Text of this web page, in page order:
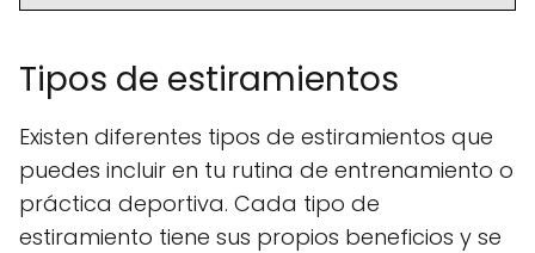
Tipos de estiramientos
Existen diferentes tipos de estiramientos que
puedes incluir en tu rutina de entrenamiento o
práctica deportiva. Cada tipo de
estiramiento tiene sus propios beneficios y se